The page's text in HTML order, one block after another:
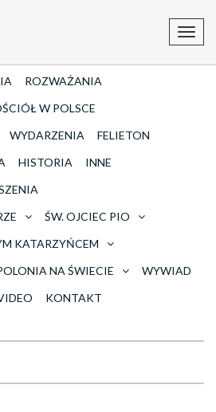
ROZWAŻANIA
W POLSCE
WYDARZENIA
FELIETON
HISTORIA
INNE
ŚW. OJCIEC PIO
KATARZYŃCEM
NA ŚWIECIE
WYWIAD
KONTAKT